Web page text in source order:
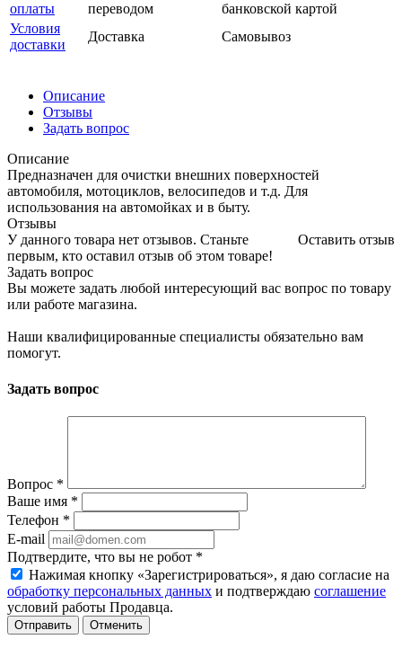
оплаты
переводом
банковской картой
Условия
доставки
Доставка Самовывоз
Описание
Отзывы
Задать вопрос
Описание
Предназначен для очистки внешних поверхностей
автомобиля, мотоциклов, велосипедов и т.д. Для
использования на автомойках и в быту.
Отзывы
Оставить отзыв
У данного товара нет отзывов. Станьте
первым, кто оставил отзыв об этом товаре!
Задать вопрос
Вы можете задать любой интересующий вас вопрос по товару
или работе магазина.
Наши квалифицированные специалисты обязательно вам
помогут.
Задать вопрос
Вопрос *
Ваше имя *
Телефон *
E-mail
Подтвердите, что вы не робот *
Нажимая кнопку «Зарегистрироваться», я даю согласие на
обработку персональных данных и подтверждаю соглашение
условий работы Продавца.
Отменить